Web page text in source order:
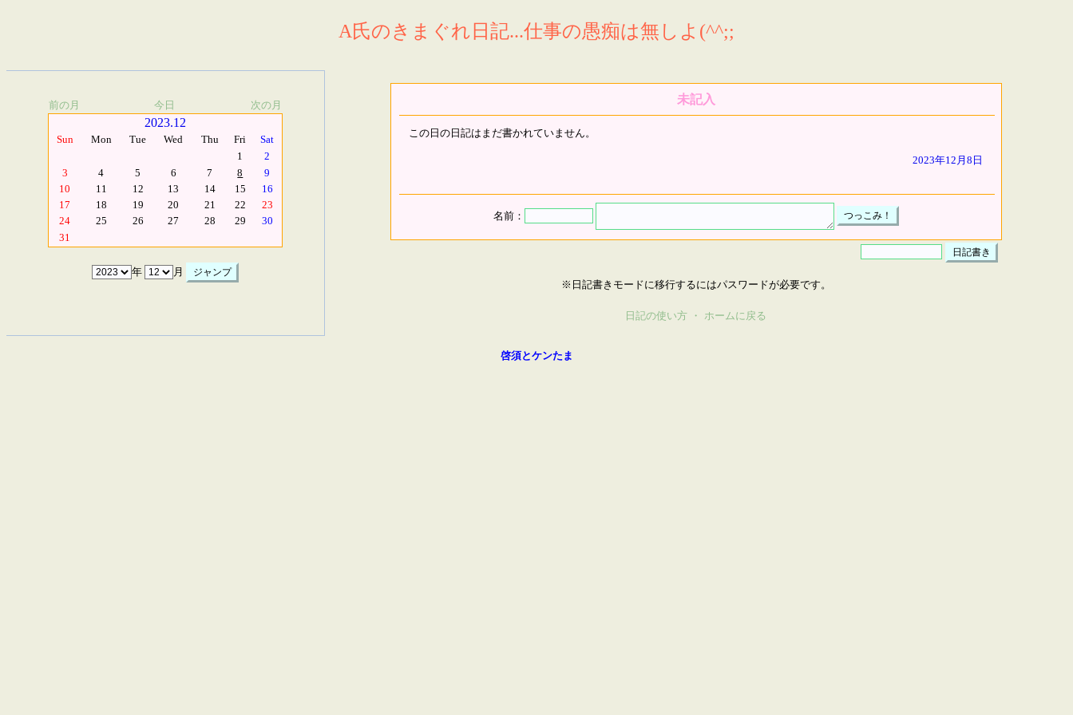
A氏のきまぐれ日記...仕事の愚痴は無しよ(^^;;
前の月 今日 次の月
2023.12
Sun Mon Tue Wed Thu Fri
Sat
1
2
3
4 5 6 7 8
9
10
11 12 13 14 15
16
17
18 19 20 21 22
23
24
25 26 27 28 29
30
31
年 月
未記入
この日の日記はまだ書かれていません。
2023年12月8日
名前：
※日記書きモードに移行するにはパスワードが必要です。
日記の使い方 ・ ホームに戻る
啓須とケンたま